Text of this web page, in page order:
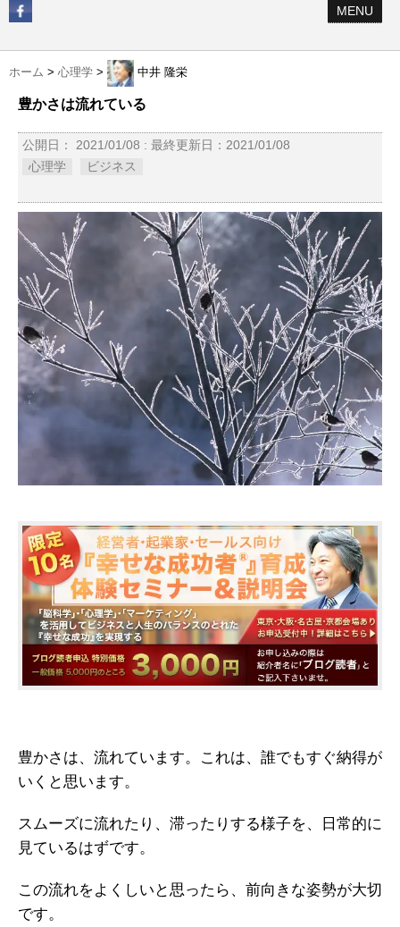
MENU
ホーム > 心理学 > 中井 隆栄
豊かさは流れている
公開日： 2021/01/08 : 最終更新日：2021/01/08
心理学
ビジネス
豊かさは、流れています。これは、誰でもすぐ納得が
いくと思います。
スムーズに流れたり、滞ったりする様子を、日常的に
見ているはずです。
この流れをよくしいと思ったら、前向きな姿勢が大切
です。